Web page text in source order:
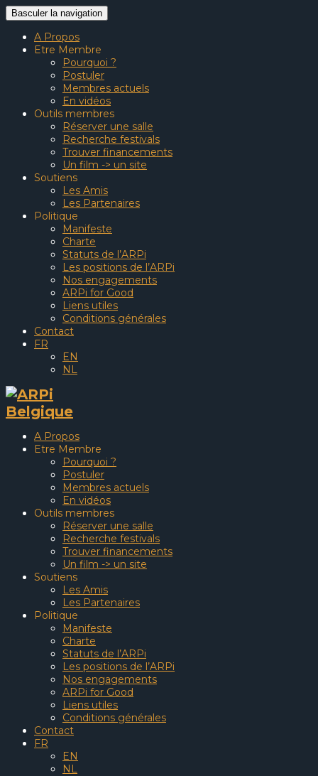
Basculer la navigation
A Propos
Etre Membre
Pourquoi ?
Postuler
Membres actuels
En vidéos
Outils membres
Réserver une salle
Recherche festivals
Trouver financements
Un film -> un site
Soutiens
Les Amis
Les Partenaires
Politique
Manifeste
Charte
Statuts de l’ARPi
Les positions de l’ARPi
Nos engagements
ARPi for Good
Liens utiles
Conditions générales
Contact
FR
EN
NL
A Propos
Etre Membre
Pourquoi ?
Postuler
Membres actuels
En vidéos
Outils membres
Réserver une salle
Recherche festivals
Trouver financements
Un film -> un site
Soutiens
Les Amis
Les Partenaires
Politique
Manifeste
Charte
Statuts de l’ARPi
Les positions de l’ARPi
Nos engagements
ARPi for Good
Liens utiles
Conditions générales
Contact
FR
EN
NL